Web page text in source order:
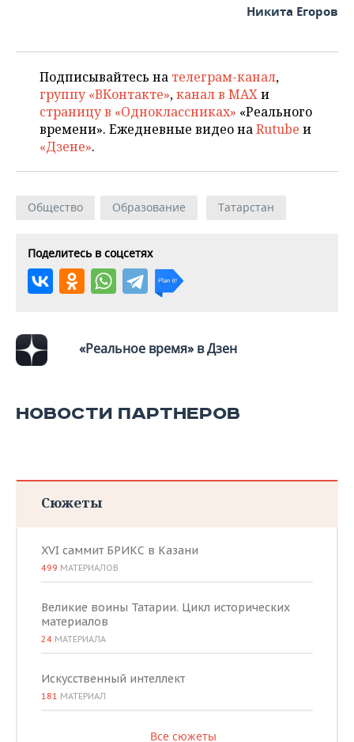
Никита Егоров
Подписывайтесь на телеграм-канал,
группу «ВКонтакте»,канал в MAXи
страницу в «Одноклассниках» «Реального
времени». Ежедневные видео наRutube и
«Дзене».
Общество Образование Татарстан
Поделитесь в соцсетях
«Реальное время» в Дзен
НОВОСТИ ПАРТНЕРОВ
Сюжеты
XVI саммит БРИКС в Казани
499 МАТЕРИАЛОВ
Великие воины Татарии. Цикл исторических
материалов
24 МАТЕРИАЛА
Искусственный интеллект
181 МАТЕРИАЛ
Все сюжеты